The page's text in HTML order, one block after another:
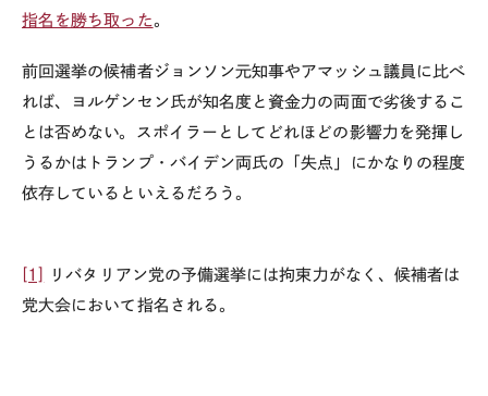
指名を勝ち取った。
前回選挙の候補者ジョンソン元知事やアマッシュ議員に比べ
れば、ヨルゲンセン氏が知名度と資金力の両面で劣後するこ
とは否めない。スポイラーとしてどれほどの影響力を発揮し
うるかはトランプ・バイデン両氏の「失点」にかなりの程度
依存しているといえるだろう。
[1]
リバタリアン党の予備選挙には拘束力がなく、候補者は
党大会において指名される。